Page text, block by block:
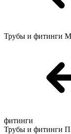
Трубы и фитинги
фитинги
Трубы и фитинги